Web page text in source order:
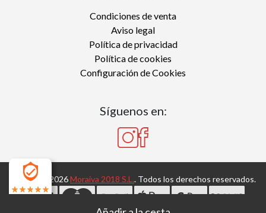
Condiciones de venta
Aviso legal
Política de privacidad
Política de cookies
Configuración de Cookies
Síguenos en:
Copyright 2026Moraiva 2018 S.L.. Todos los derechos reservados.